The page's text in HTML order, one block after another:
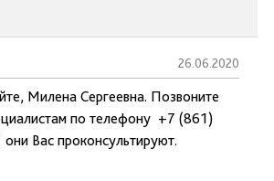
26.06.2020
Милена Сергеевна. Позвоните
по телефону +7 (861)
Вас проконсультируют.